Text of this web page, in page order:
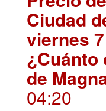
Ciudad
viernes
¿Cuánto
de
04:20